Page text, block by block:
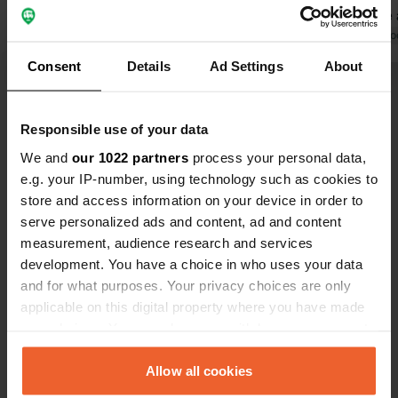
Consent Details Ad Settings About
Responsible use of your data
We and our 1022 partners process your personal data,
e.g. your IP-number, using technology such as cookies to
store and access information on your device in order to
serve personalized ads and content, ad and content
measurement, audience research and services
development. You have a choice in who uses your data
and for what purposes. Your privacy choices are only
applicable on this digital property where you have made
any time from the Cookie Declaration or by clicking on
the Privacy trigger icon.Allow all cookies
funzionamento occasionale del
parcheggio del supermercato più
Akersloot e
Tradotto da
Sei stato qui?
Contatto
Posizione
Provincialeweg 1